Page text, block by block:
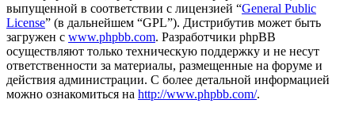
выпущенной в соответствии с лицензией “General Public
License” (в дальнейшем “GPL”). Дистрибутив может быть
загружен с www.phpbb.com. Разработчики phpBB
осуществляют только техническую поддержку и не несут
ответственности за материалы, размещенные на форуме и
действия администрации. С более детальной информацией
можно ознакомиться на http://www.phpbb.com/.